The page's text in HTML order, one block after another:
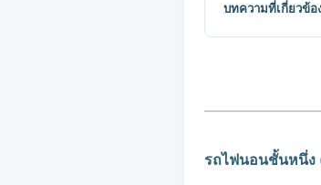
บทความที่เกี่ยวข้อ
รถไฟนอนชั้นหนึ่ง